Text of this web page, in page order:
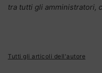
tra tutti gli amministratori,
Tutti gli articoli dell'autore